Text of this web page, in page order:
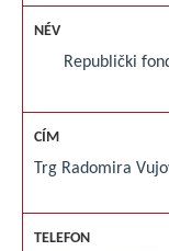
Republički
Trg Radomira